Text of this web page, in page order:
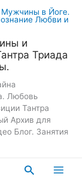
и
Триада
Любовь
Тантра
Архив для
Блог. Занятия
Поиск